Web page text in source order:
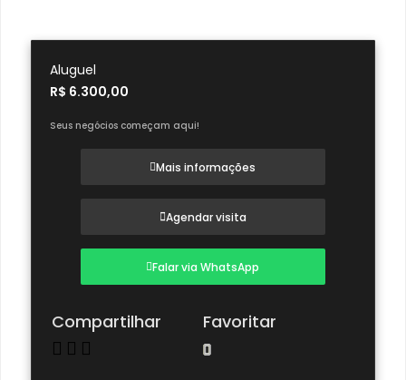
Aluguel
R$ 6.300,00
Seus negócios começam aqui!
Mais informações
Agendar visita
Falar via WhatsApp
Compartilhar Favoritar